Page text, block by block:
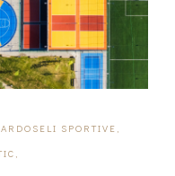
SPORTIVE ,
,